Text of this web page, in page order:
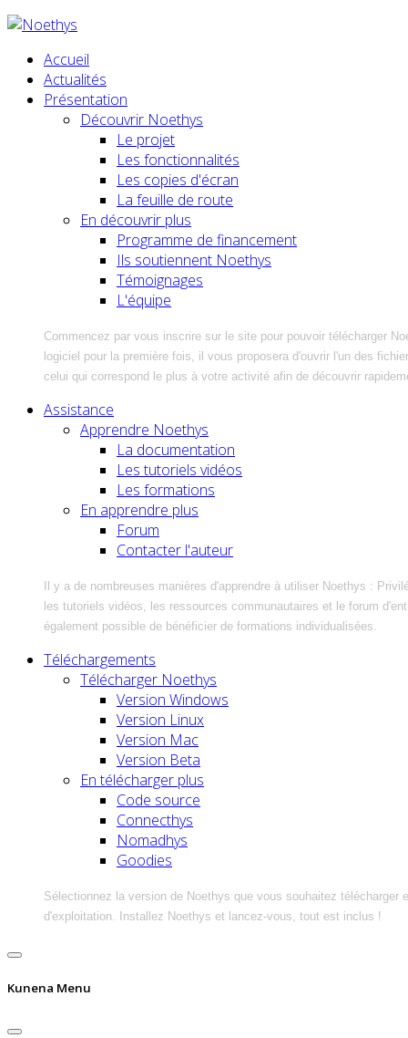
Accueil
Actualités
Présentation
Découvrir Noethys
Le projet
Les fonctionnalités
Les copies d'écran
La feuille de route
En découvrir plus
Programme de financement
Ils soutiennent Noethys
Témoignages
L'équipe
Commencez par vous inscrire sur le site pour pouvoir télécharger
logiciel pour la première fois, il vous proposera d'ouvrir l'un des
celui qui correspond le plus à votre activité afin de découvrir
Assistance
Apprendre Noethys
La documentation
Les tutoriels vidéos
Les formations
En apprendre plus
Forum
Contacter l'auteur
Il y a de nombreuses manières d'apprendre à utiliser Noethys :
les tutoriels vidéos, les ressources communautaires et le forum
également possible de bénéficier de formations individualisées.
Téléchargements
Télécharger Noethys
Version Windows
Version Linux
Version Mac
Version Beta
En télécharger plus
Code source
Connecthys
Nomadhys
Goodies
Sélectionnez la version de Noethys que vous souhaitez télécharger
d'exploitation. Installez Noethys et lancez-vous, tout est inclus !
Kunena Menu